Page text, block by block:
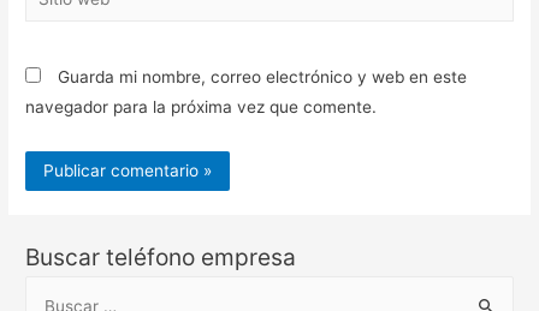
Guarda mi nombre, correo electrónico y web en este
navegador para la próxima vez que comente.
Buscar teléfono empresa